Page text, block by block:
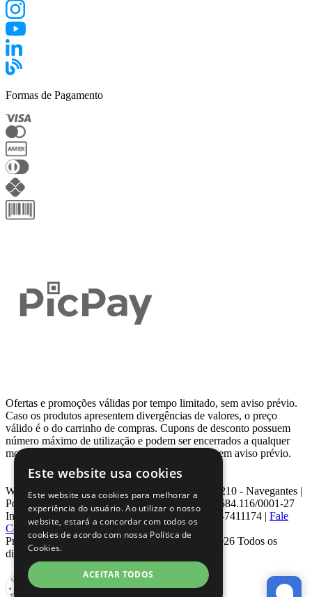
Formas de Pagamento
Ofertas e promoções válidas por tempo limitado, sem aviso prévio.
Caso os produtos apresentem divergências de valores, o preço
válido é o do carrinho de compras. Cupons de desconto possuem
número máximo de utilização e podem ser encerrados a qualquer
momento, de acordo com sua disponibilidade e sem aviso prévio.
Webcontinental LTDA | Travessa Venezuela, Nº 210 - Navegantes |
Porto Alegre - RS - CEP: 90.240-220 CNPJ: 08.584.116/0001-27
Inscrição Estadual: 0963171399 | Telefone: 0800-7411174 | Fale
Conosco|ouvidoria@webcontinental.com.br
Proibida reprodução total ou parcial | © 2007 - 2026 Todos os
direitos reservados - WebContinental
Este website usa cookies
Este website usa cookies para melhorar a
experiência do usuário. Ao utilizar o nosso
website, estará a concordar com todos os
cookies de acordo com nossa Política de
Cookies.
ACEITAR TODOS